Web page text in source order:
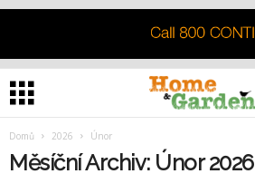
Domů 2026 Únor
Měsíční Archiv: Únor 2026